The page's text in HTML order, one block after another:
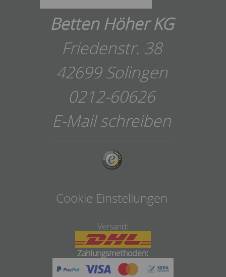
Betten Höher KG
Friedenstr. 38
42699 Solingen
0212-60626
E-Mail schreiben
Cookie Einstellungen
Versand:
Zahlungsmethoden: